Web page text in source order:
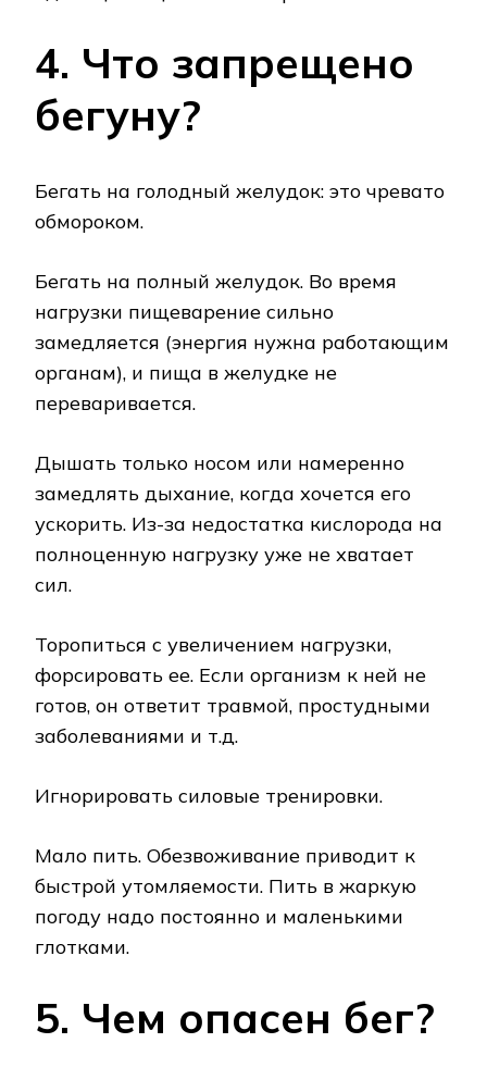
4. Что запрещено
бегуну?
Бегать на голодный желудок: это чревато
обмороком.
Бегать на полный желудок. Во время
нагрузки пищеварение сильно
замедляется (энергия нужна работающим
органам), и пища в желудке не
переваривается.
Дышать только носом или намеренно
замедлять дыхание, когда хочется его
ускорить. Из-за недостатка кислорода на
полноценную нагрузку уже не хватает
сил.
Торопиться с увеличением нагрузки,
форсировать ее. Если организм к ней не
готов, он ответит травмой, простудными
заболеваниями и т.д.
Игнорировать силовые тренировки.
Мало пить. Обезвоживание приводит к
быстрой утомляемости. Пить в жаркую
погоду надо постоянно и маленькими
глотками.
5. Чем опасен бег?